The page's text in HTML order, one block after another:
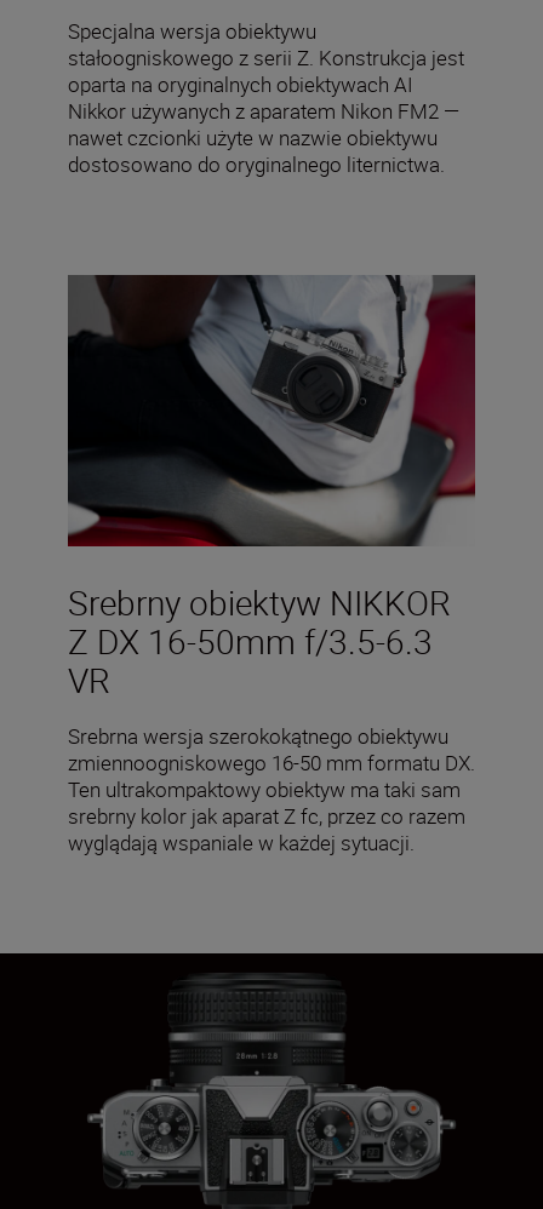
Specjalna wersja obiektywu
stałoogniskowego z serii Z. Konstrukcja jest
oparta na oryginalnych obiektywach AI
Nikkor używanych z aparatem Nikon FM2 —
nawet czcionki użyte w nazwie obiektywu
dostosowano do oryginalnego liternictwa.
Srebrny obiektyw NIKKOR
Z DX 16-50mm f/3.5-6.3
VR
Srebrna wersja szerokokątnego obiektywu
zmiennoogniskowego 16-50 mm formatu DX.
Ten ultrakompaktowy obiektyw ma taki sam
srebrny kolor jak aparat Z fc, przez co razem
wyglądają wspaniale w każdej sytuacji.